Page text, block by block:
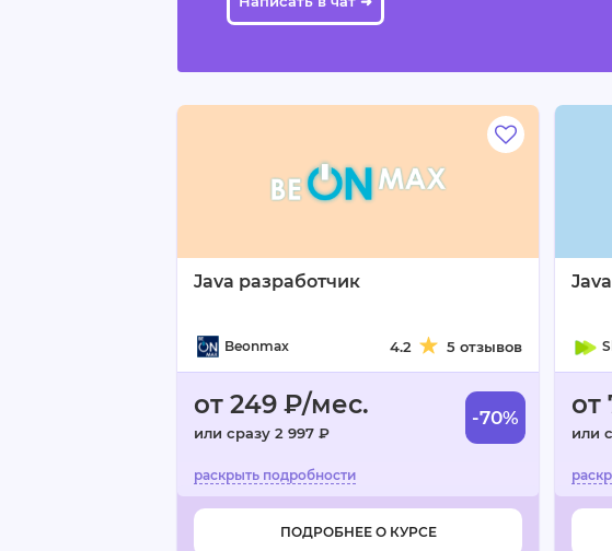
Java разработчик
Beonmax 4.2 5 отзывов
от 249 ₽/мес.
или сразу 2 997 ₽
-70%
ПОДРОБНЕЕ О КУРСЕ
от
или